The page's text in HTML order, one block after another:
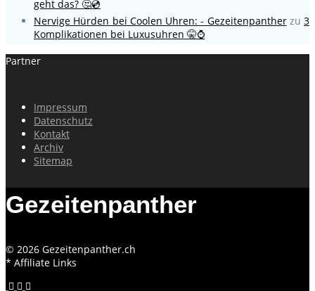
geht das? 🤔💿
Nervige Hürden bei Coolen Uhren: - Gezeitenpantherzu 3
Komplikationen bei Luxusuhren 🤫⌚
Partner
Impressum
Datenschutz
Kontakt
Archiv
Sitemap
Gezeitenpanther
© 2026 Gezeitenpanther.ch
* Affiliate Links